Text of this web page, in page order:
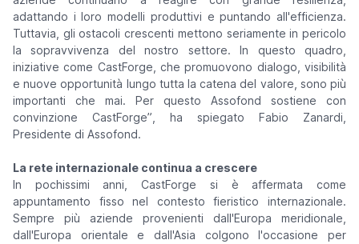
adattando i loro modelli produttivi e puntando all'efficienza.
Tuttavia, gli ostacoli crescenti mettono seriamente in pericolo
la sopravvivenza del nostro settore. In questo quadro,
iniziative come CastForge, che promuovono dialogo, visibilità
e nuove opportunità lungo tutta la catena del valore, sono più
importanti che mai. Per questo Assofond sostiene con
convinzione CastForge” , ha spiegato Fabio Zanardi,
Presidente di Assofond.
La rete internazionale continua a crescere
In pochissimi anni, CastForge si è affermata come
appuntamento fisso nel contesto fieristico internazionale.
Sempre più aziende provenienti dall'Europa meridionale,
dall'Europa orientale e dall'Asia colgono l'occasione per